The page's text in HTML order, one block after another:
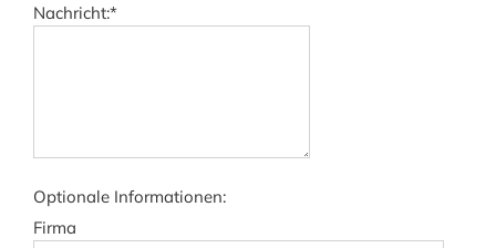
Nachricht:*
Optionale Informationen:
Firma